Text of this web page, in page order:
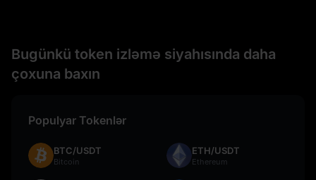
Bugünkü token izləmə siyahısında daha
çoxuna baxın
Populyar Tokenlər
BTC/USDT
Bitcoin
ETH/USDT
Ethereum